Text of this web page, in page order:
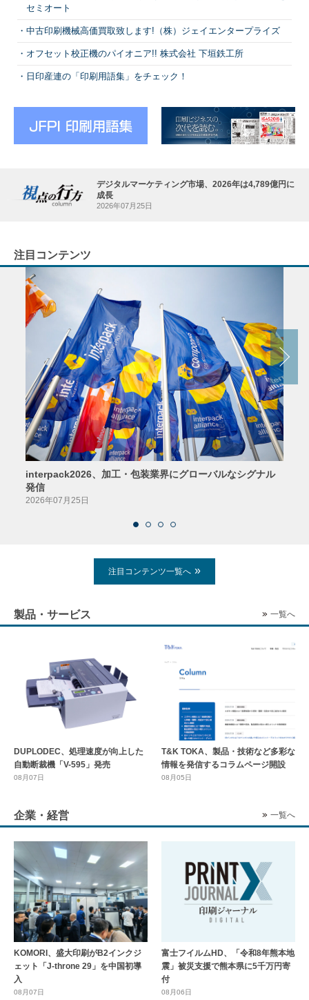
セミオート
中古印刷機械高価買取致します!（株）ジェイエンタープライズ
オフセット校正機のパイオニア!! 株式会社 下垣鉄工所
日印産連の「印刷用語集」をチェック！
デジタルマーケティング市場、2026年は4,789億円に
成長
2026年07月25日
注目コンテンツ
interpack2026、加工・包装業界にグローバルなシグナル
発信
2026年07月25日
注目コンテンツ一覧へ
製品・サービス 一覧へ
DUPLODEC、処理速度が向上した
自動断裁機「V-595」発売
08月07日
T&K TOKA、製品・技術など多彩な
情報を発信するコラムページ開設
08月05日
企業・経営 一覧へ
KOMORI、盛大印刷がB2インクジ
ェット「J-throne 29」を中国初導
入
08月07日
富士フイルムHD、「令和8年熊本地
震」被災支援で熊本県に5千万円寄
付
08月06日